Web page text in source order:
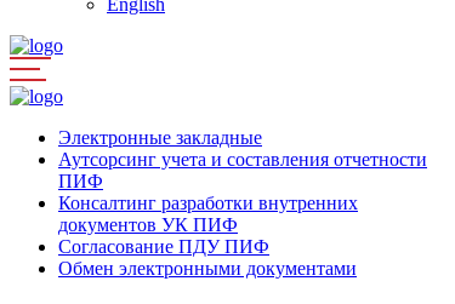
English
Электронные закладные
Аутсорсинг учета и составления отчетности
ПИФ
Консалтинг разработки внутренних
документов УК ПИФ
Согласование ПДУ ПИФ
Обмен электронными документами